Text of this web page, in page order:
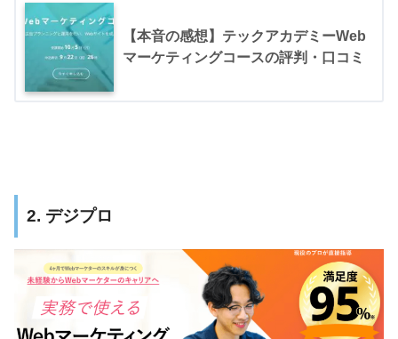
【本音の感想】テックアカデミーWeb
マーケティングコースの評判・口コミ
2. デジプロ